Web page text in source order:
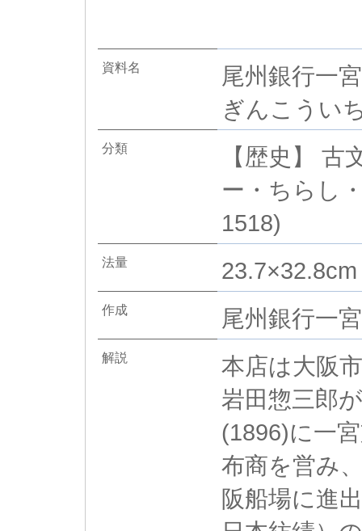
資料名
尾州銀行一
ぎんこうい
分類
【歴史】
ー・ちらし
1518)
法量 23.7×32.8cm
作成 尾州銀行一
解説
本店は大阪
岩田惣三郎
(1896)に一
布商を営み
阪船場に進